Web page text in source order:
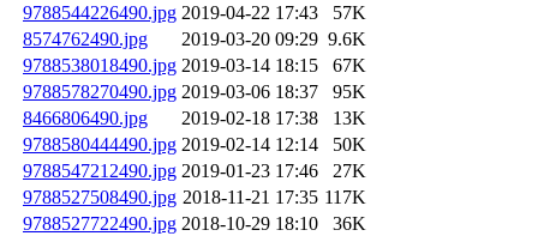
9788544226490.jpg 2019-04-22 17:43
57K
8574762490.jpg
2019-03-20 09:29 9.6K
9788538018490.jpg 2019-03-14 18:15
67K
9788578270490.jpg 2019-03-06 18:37
95K
8466806490.jpg
2019-02-18 17:38
13K
9788580444490.jpg 2019-02-14 12:14
50K
9788547212490.jpg 2019-01-23 17:46
27K
9788527508490.jpg 2018-11-21 17:35 117K
9788527722490.jpg 2018-10-29 18:10
36K